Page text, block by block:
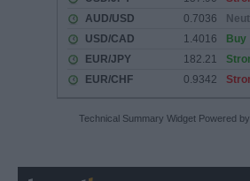
Technical Summary Widget Powered by